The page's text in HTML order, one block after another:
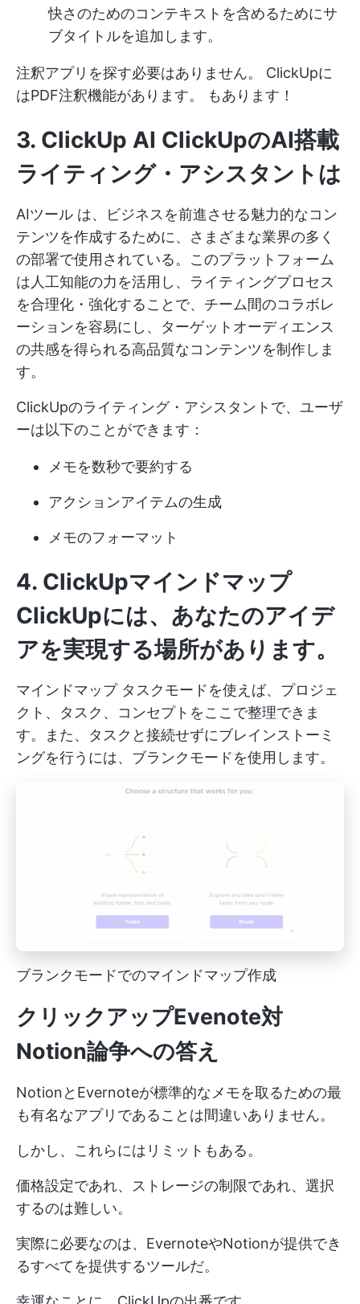
快さのためのコンテキストを含めるためにサ
ブタイトルを追加します。
注釈アプリを探す必要はありません。 ClickUpに
はPDF注釈機能があります。
もあります！
3. ClickUp AI ClickUpのAI搭載
ライティング・アシスタントは
AIツール は、ビジネスを前進させる魅力的なコン
テンツを作成するために、さまざまな業界の多く
の部署で使用されている。このプラットフォーム
は人工知能の力を活用し、ライティングプロセス
を合理化・強化することで、チーム間のコラボレ
ーションを容易にし、ターゲットオーディエンス
の共感を得られる高品質なコンテンツを制作しま
す。
ClickUpのライティング・アシスタントで、ユーザ
ーは以下のことができます：
メモを数秒で要約する
アクションアイテムの生成
メモのフォーマット
4. ClickUpマインドマップ
ClickUpには、あなたのアイデ
アを実現する場所があります。
マインドマップタスクモードを使えば、プロジェ
クト、タスク、コンセプトをここで整理できま
す。また、タスクと接続せずにブレインストーミ
ングを行うには、ブランクモードを使用します。
ブランクモードでのマインドマップ作成
クリックアップEvenote対
Notion論争への答え
NotionとEvernoteが標準的なメモを取るための最
も有名なアプリであることは間違いありません。
しかし、これらにはリミットもある。
価格設定であれ、ストレージの制限であれ、選択
するのは難しい。
実際に必要なのは、EvernoteやNotionが提供でき
るすべてを提供するツールだ。